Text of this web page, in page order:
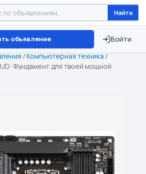
Найти
объявление Войти
Брест ⏱ ТОЛЬКО 15 ДНЕЙ
/Компьютерная техника /
Фундамент для твоей мощной